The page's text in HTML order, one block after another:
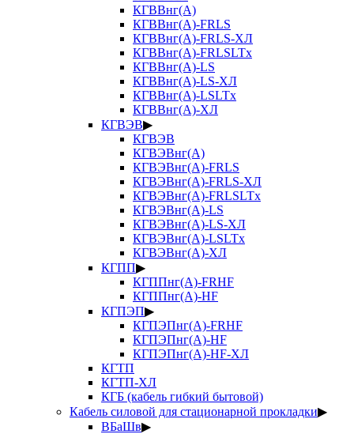
КГВВнг(А)
КГВВнг(А)-FRLS
КГВВнг(А)-FRLS-ХЛ
КГВВнг(А)-FRLSLTx
КГВВнг(А)-LS
КГВВнг(А)-LS-ХЛ
КГВВнг(А)-LSLTx
КГВВнг(А)-ХЛ
КГВЭВ▶
КГВЭВ
КГВЭВнг(А)
КГВЭВнг(А)-FRLS
КГВЭВнг(А)-FRLS-ХЛ
КГВЭВнг(А)-FRLSLTx
КГВЭВнг(А)-LS
КГВЭВнг(А)-LS-ХЛ
КГВЭВнг(А)-LSLTx
КГВЭВнг(А)-ХЛ
КГПП▶
КГППнг(А)-FRHF
КГППнг(А)-HF
КГПЭП▶
КГПЭПнг(А)-FRHF
КГПЭПнг(А)-HF
КГПЭПнг(А)-HF-ХЛ
КГТП
КГТП-ХЛ
КГБ (кабель гибкий бытовой)
Кабель силовой для стационарной прокладки▶
ВБаШв▶